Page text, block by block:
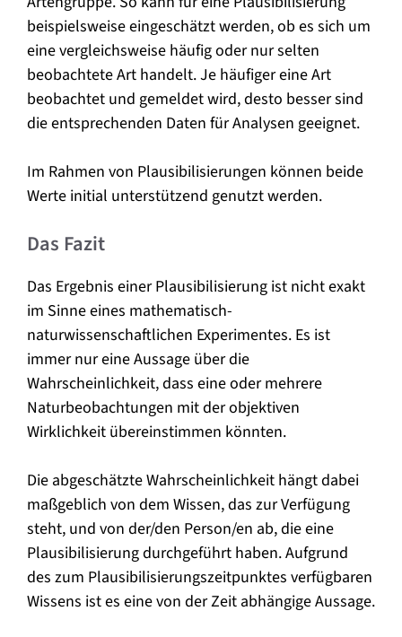
beispielsweise eingeschätzt werden, ob es sich um
eine vergleichsweise häufig oder nur selten
beobachtete Art handelt. Je häufiger eine Art
beobachtet und gemeldet wird, desto besser sind
die entsprechenden Daten für Analysen geeignet.
Im Rahmen von Plausibilisierungen können beide
Werte initial unterstützend genutzt werden.
Das Fazit
Das Ergebnis einer Plausibilisierung ist nicht exakt
im Sinne eines mathematisch-
naturwissenschaftlichen Experimentes. Es ist
immer nur eine Aussage über die
Wahrscheinlichkeit, dass eine oder mehrere
Naturbeobachtungen mit der objektiven
Wirklichkeit übereinstimmen könnten.
Die abgeschätzte Wahrscheinlichkeit hängt dabei
maßgeblich von dem Wissen, das zur Verfügung
steht, und von der/den Person/en ab, die eine
Plausibilisierung durchgeführt haben. Aufgrund
des zum Plausibilisierungszeitpunktes verfügbaren
Wissens ist es eine von der Zeit abhängige Aussage.